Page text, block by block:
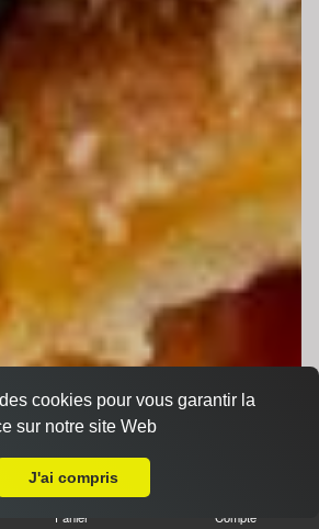
Panier Compte
cookies pour vous garantir la
sur notre site Web
J'ai compris